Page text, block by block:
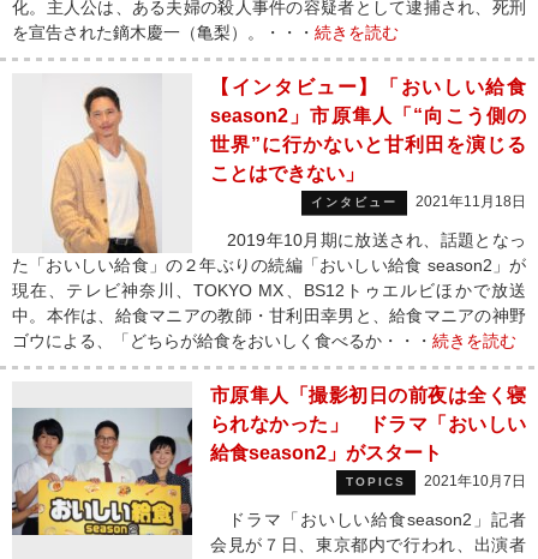
化。主人公は、ある夫婦の殺人事件の容疑者として逮捕され、死刑
を宣告された鏑木慶一（亀梨）。・・・ 続きを読む
【インタビュー】「おいしい給食
season2」市原隼人「“向こう側の
世界”に行かないと甘利田を演じる
ことはできない」
インタビュー 2021年11月18日
2019年10月期に放送され、話題となっ
た「おいしい給食」の２年ぶりの続編「おいしい給食 season2」が
現在、テレビ神奈川、TOKYO MX、BS12トゥエルビほかで放送
中。本作は、給食マニアの教師・甘利田幸男と、給食マニアの神野
ゴウによる、「どちらが給食をおいしく食べるか・・・ 続きを読む
市原隼人「撮影初日の前夜は全く寝
られなかった」 ドラマ「おいしい
給食season2」がスタート
TOPICS 2021年10月7日
ドラマ「おいしい給食season2」記者
会見が７日、東京都内で行われ、出演者